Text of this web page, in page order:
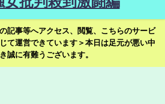
記事等へアクセス、閲覧、こちらのサービ
て運営できています＞本日は足元が悪い中
誠に有難うございます。